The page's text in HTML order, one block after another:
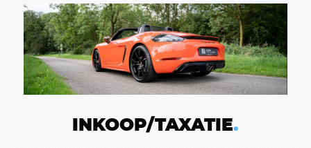
HOME
AANBOD
OVER ONS
VERKOCHT
INKOOP/TAXATIE.